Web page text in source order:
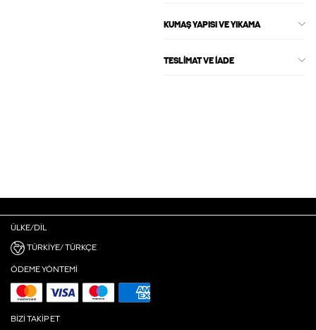
KUMAŞ YAPISI VE YIKAMA
TESLIMAT VE İADE
ÜLKE/DIL
TÜRKIYE/ TÜRKÇE
ÖDEME YÖNTEMI
BIZI TAKIP ET